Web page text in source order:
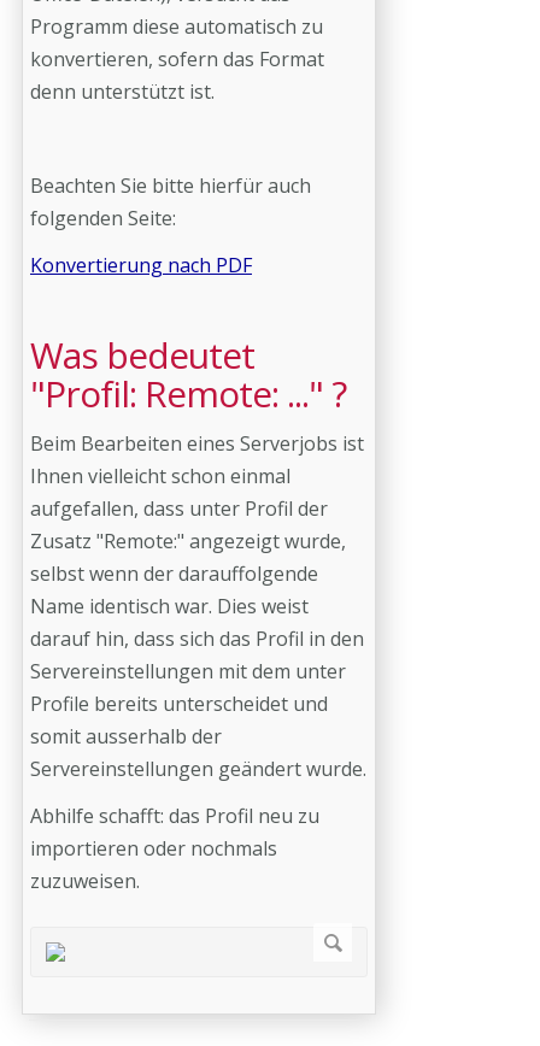
Programm diese automatisch zu
konvertieren, sofern das Format
denn unterstützt ist.
Beachten Sie bitte hierfür auch
folgenden Seite:
Konvertierung nach PDF
Was bedeutet
"Profil: Remote: ..." ?
Beim Bearbeiten eines Serverjobs ist
Ihnen vielleicht schon einmal
aufgefallen, dass unter Profil der
Zusatz "Remote:" angezeigt wurde,
selbst wenn der darauffolgende
Name identisch war. Dies weist
darauf hin, dass sich das Profil in den
Servereinstellungen mit dem unter
Profile bereits unterscheidet und
somit ausserhalb der
Servereinstellungen geändert wurde.
Abhilfe schafft: das Profil neu zu
importieren oder nochmals
zuzuweisen.